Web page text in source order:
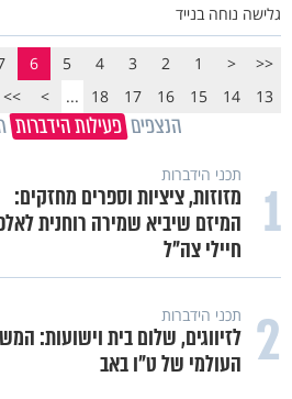
גלישה נוחה בנייד
<<
<
1
2
3
4
5
6
13
14
15
16
17
18
...
>
>>
הנצפים פעילות הידברות
1 תכני הידברות
מזוזות, ציציות וספרים מחזקים:
המיזם שיביא שמירה רוחנית
חיילי צה"ל
2 תכני הידברות
לזיווגים, שלום בית וישועות:
העולמי של ט"ו באב